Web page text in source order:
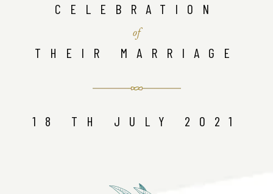
CELEBRATION
of
THEIR MARRIAGE
18 TH JULY 2021